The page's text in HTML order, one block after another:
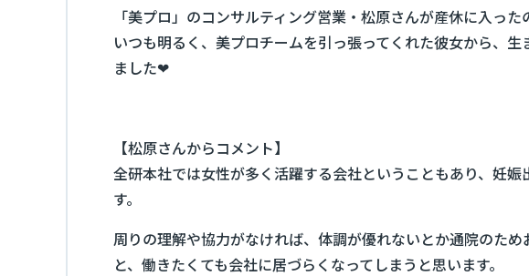
「美プロ」のコンサルティング営業・松原さんが産休に入った
いつも明るく、美プロチームを引っ張ってくれた彼女から、
ました❤
【松原さんからコメント】
全研本社では女性が多く活躍する会社ということもあり、妊
す。
周りの理解や協力がなければ、体調が優れないとか通院のた
と、働きたくても会社に居づらくなってしまうと思います。